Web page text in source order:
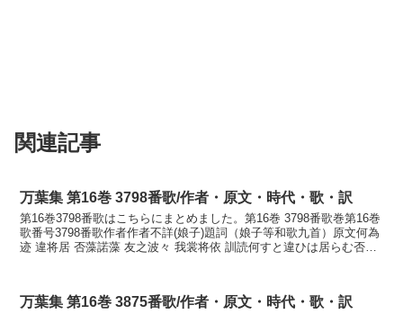
関連記事
万葉集 第16巻 3798番歌/作者・原文・時代・歌・訳
第16巻3798番歌はこちらにまとめました。第16巻 3798番歌巻第16巻
歌番号3798番歌作者作者不詳(娘子)題詞（娘子等和歌九首）原文何為
迹 違将居 否藻諾藻 友之波々 我裳将依 訓読何すと違ひは居らむ否も
万葉集 第16巻 3875番歌/作者・原文・時代・歌・訳